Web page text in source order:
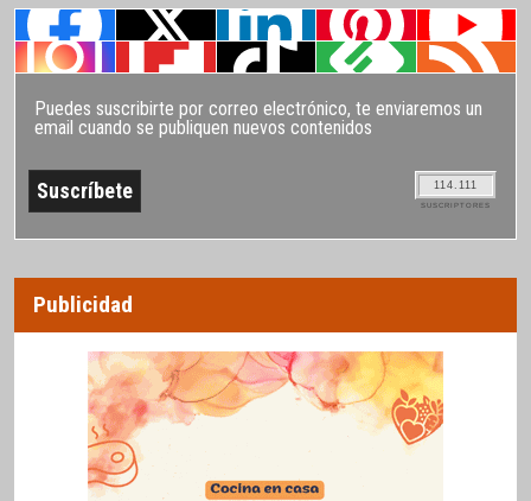
Puedes suscribirte por correo electrónico, te enviaremos un
email cuando se publiquen nuevos contenidos
114.111
SUSCRIPTORES
Publicidad